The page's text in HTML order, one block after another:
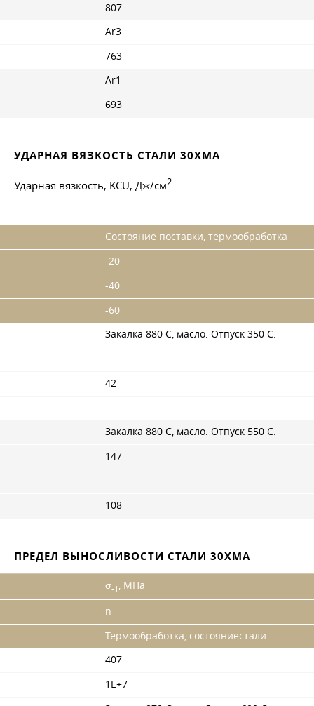
807
Ar3
763
Ar1
693
УДАРНАЯ ВЯЗКОСТЬ СТАЛИ 30ХМА
Ударная вязкость, KCU, Дж/см2
Состояние поставки, термообработка
-20
-40
-60
Закалка 880 С, масло. Отпуск 350 С.
42
Закалка 880 С, масло. Отпуск 550 С.
147
108
ПРЕДЕЛ ВЫНОСЛИВОСТИ СТАЛИ 30ХМА
σ-1 , МПа
n
Термообработка, состояниестали
407
1Е+7